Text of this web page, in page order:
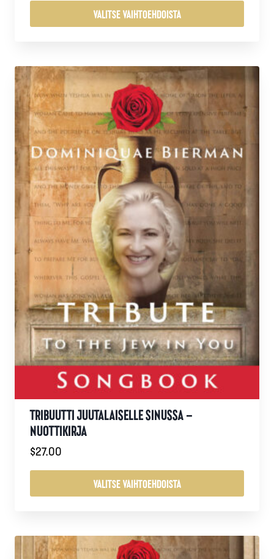
-
$18.00
VALITSE VAIHTOEHDOISTA
on
useampi
muunnelma.
Voit
tehdä
valinnat
tuotteen
sivulla.
TRIBUUTTI JUUTALAISELLE SINUSSA –
NUOTTIKIRJA
$27.00
VALITSE VAIHTOEHDOISTA
on
useampi